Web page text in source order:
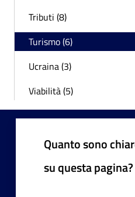
Tributi (8)
Turismo (6)
Ucraina (3)
Viabilità (5)
Quanto sono
su questa pagina?